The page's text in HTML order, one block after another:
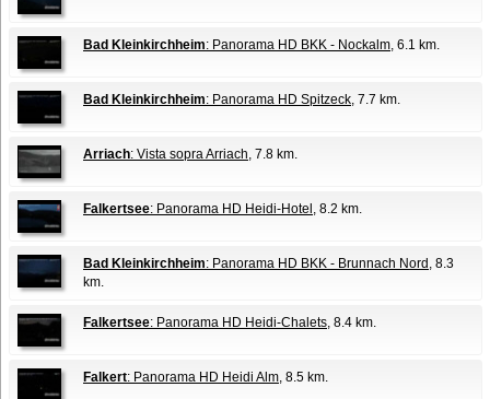
Bad Kleinkirchheim: Panorama HD BKK - Nockalm, 6.1 km.
Bad Kleinkirchheim: Panorama HD Spitzeck, 7.7 km.
Arriach: Vista sopra Arriach, 7.8 km.
Falkertsee: Panorama HD Heidi-Hotel , 8.2 km.
Bad Kleinkirchheim: Panorama HD BKK - Brunnach Nord , 8.3
km.
Falkertsee: Panorama HD Heidi-Chalets, 8.4 km.
Falkert: Panorama HD Heidi Alm, 8.5 km.